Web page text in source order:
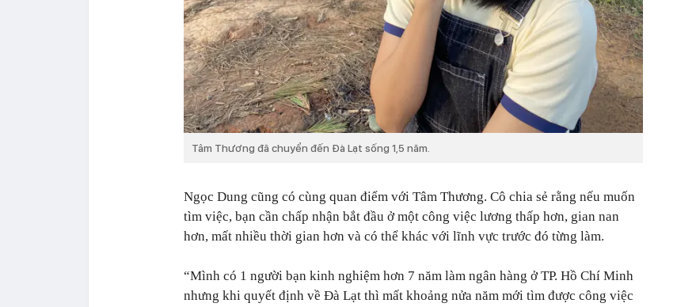
Tâm Thương đã chuyển đến Đà Lạt sống 1,5 năm.
Ngọc Dung cũng có cùng quan điểm với Tâm Thương. Cô chia sẻ rằng nếu muốn
tìm việc, bạn cần chấp nhận bắt đầu ở một công việc lương thấp hơn, gian nan
hơn, mất nhiều thời gian hơn và có thể khác với lĩnh vực trước đó từng làm.
“Mình có 1 người bạn kinh nghiệm hơn 7 năm làm ngân hàng ở TP. Hồ Chí Minh
nhưng khi quyết định về Đà Lạt thì mất khoảng nửa năm mới tìm được công việc